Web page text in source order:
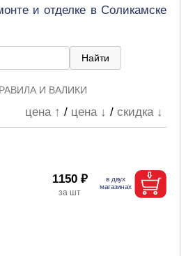
и отделке в Соликамске
И ВАЛИКИ
цена ↑ / цена ↓ /скидка ↓
1150 ₽